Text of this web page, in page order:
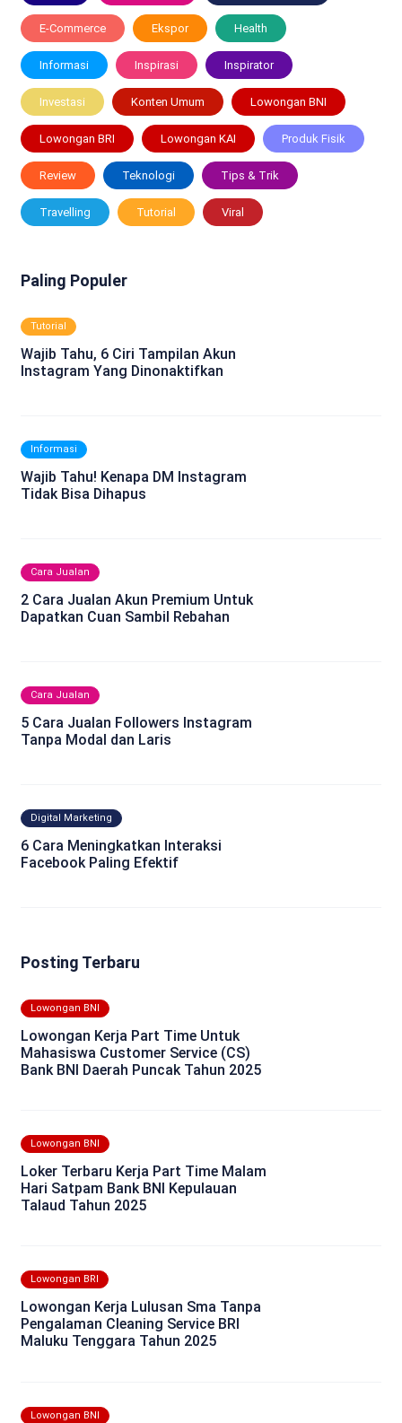
E-Commerce Ekspor Health
Informasi Inspirasi Inspirator
Investasi Konten Umum Lowongan BNI
Lowongan BRI Lowongan KAI Produk Fisik
Review Teknologi Tips & Trik
Travelling Tutorial Viral
Paling Populer
Tutorial
Wajib Tahu, 6 Ciri Tampilan Akun
Instagram Yang Dinonaktifkan
Informasi
Wajib Tahu! Kenapa DM Instagram
Tidak Bisa Dihapus
Cara Jualan
2 Cara Jualan Akun Premium Untuk
Dapatkan Cuan Sambil Rebahan
Cara Jualan
5 Cara Jualan Followers Instagram
Tanpa Modal dan Laris
Digital Marketing
6 Cara Meningkatkan Interaksi
Facebook Paling Efektif
Posting Terbaru
Lowongan BNI
Lowongan Kerja Part Time Untuk
Mahasiswa Customer Service (CS)
Bank BNI Daerah Puncak Tahun 2025
Lowongan BNI
Loker Terbaru Kerja Part Time Malam
Hari Satpam Bank BNI Kepulauan
Talaud Tahun 2025
Lowongan BRI
Lowongan Kerja Lulusan Sma Tanpa
Pengalaman Cleaning Service BRI
Maluku Tenggara Tahun 2025
Lowongan BNI